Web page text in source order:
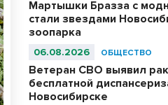
Мартышки Бразза с
стали звездами
зоопарка
06.08.2026 ОБЩЕСТВО
Ветеран СВО выявил
бесплатной
Новосибирске